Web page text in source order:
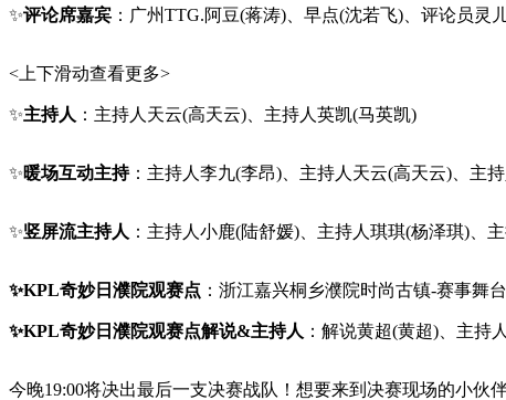
✨评论席嘉宾 ：广州TTG.阿豆(蒋涛)、早点(沈若飞)、评论员
<上下滑动查看更多>
✨主持人 ：主持人天云(高天云)、主持人英凯(马英凯)
✨暖场互动主持：主持人李九(李昂)、主持人天云(高天云)、主
✨竖屏流主持人 ：主持人小鹿(陆舒媛)、主持人琪琪(杨泽琪)、
✨KPL奇妙日濮院观赛点 ：浙江嘉兴桐乡濮院时尚古镇-赛事舞
✨KPL奇妙日濮院观赛点解说&主持人 ：解说黄超(黄超)、主持
今晚19:00将决出最后一支决赛战队！想要来到决赛现场的小